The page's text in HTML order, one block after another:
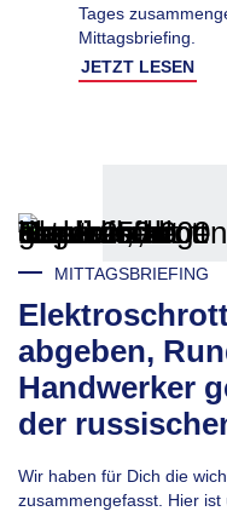
Tages
Mittagsbriefing.
JETZT LESEN
MITTAGSBRIEFING
abgeben,
Handwerker
der
Wir haben für Dich die
zusammengefasst. Hier ist